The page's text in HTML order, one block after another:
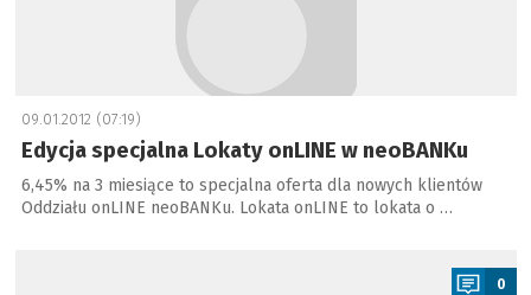
09.01.2012 (07:19)
Edycja specjalna Lokaty onLINE w neoBANKu
6,45% na 3 miesiące to specjalna oferta dla nowych klientów
Oddziału onLINE neoBANKu. Lokata onLINE to lokata o …
0